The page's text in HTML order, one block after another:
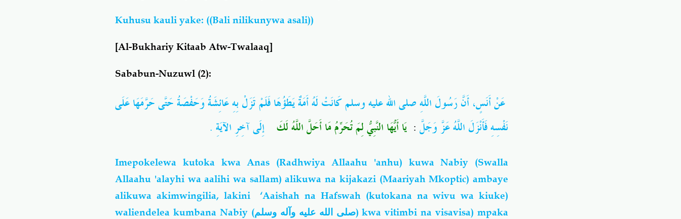
Kuhusu kauli yake: ((Bali nilikunywa asali))
[Al-Bukhariy Kitaab Atw-Twalaaq]
Sababun-Nuzuwl (2):
عَنْ أَنَسٍ، أَنَّ رَسُولَ اللَّهِ صلى الله عليه وسلم كَانَتْ لَهُ أَمَةٌ يَطَؤُهَا فَلَمْ تَزَلْ بِهِ عَائِشَةُ وَحَفْصَةُ حَتَّى حَرَّمَهَا عَلَى
نَفْسِهِ فَأَنْزَلَ اللَّهُ عَزَّ وَجَلَّ ‏ : ‏يَا أَيُّهَا النَّبِيُّ لِمَ تُحَرِّمُ مَا أَحَلَّ اللَّهُ لَكَ ‏ إِلَى آخِرِ الآيَةِ ‏.‏
Imepokelewa kutoka kwa Anas (Radhwiya Allaahu 'anhu) kuwa Nabiy (Swalla
Allaahu 'alayhi wa aalihi wa sallam) alikuwa na kijakazi (Maariyah Mkoptic) ambaye
alikuwa akimwingilia, lakini ‘Aaishah na Hafswah (kutokana na wivu wa kiuke)
waliendelea kumbana Nabiy (صلى الله عليه وآله وسلم) kwa vitimbi na visavisa) mpaka